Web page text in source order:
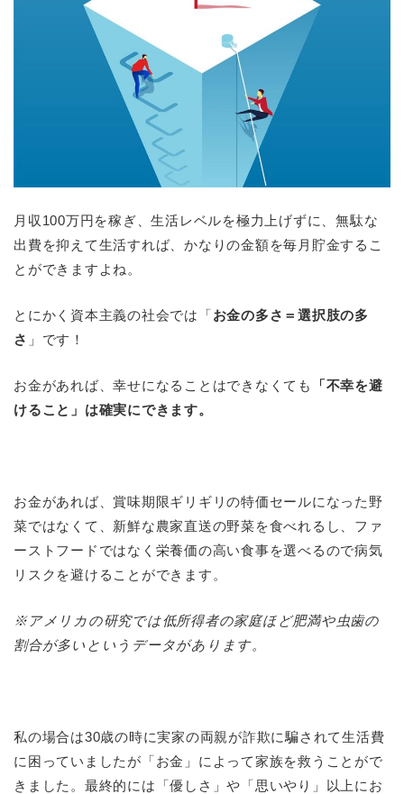
月収100万円を稼ぎ、生活レベルを極力上げずに、無駄な
出費を抑えて生活すれば、かなりの金額を毎月貯金するこ
とができますよね。
とにかく資本主義の社会では「お金の多さ＝選択肢の多
さ 」です！
お金があれば、幸せになることはできなくても
「不幸を避
けること」は確実にできます。
お金があれば、賞味期限ギリギリの特価セールになった野
菜ではなくて、新鮮な農家直送の野菜を食べれるし、ファ
ーストフードではなく栄養価の高い食事を選べるので病気
リスクを避けることができます。
※アメリカの研究では低所得者の家庭ほど肥満や虫歯の
割合が多いというデータがあります。
私の場合は30歳の時に実家の両親が詐欺に騙されて生活費
に困っていましたが「お金」によって家族を救うことがで
きました。最終的には「優しさ」や「思いやり」以上にお